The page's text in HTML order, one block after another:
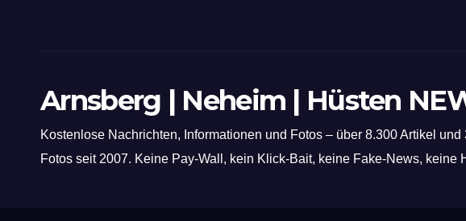
Arnsberg | Neheim | Hüsten
Kostenlose Nachrichten, Informationen und Fotos – über 8.300 Artikel und
Fotos seit 2007. Keine Pay-Wall, kein Klick-Bait, keine Fake-News, keine